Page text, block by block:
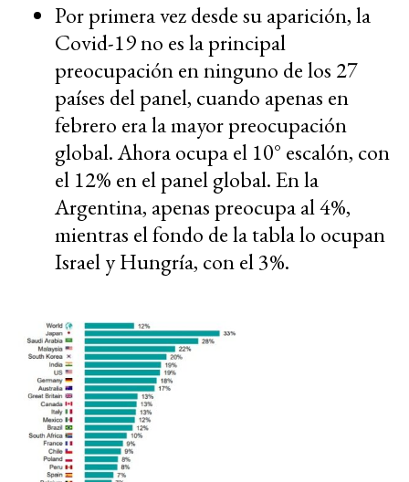
Por primera vez desde su aparición, la
Covid-19 no es la principal
preocupación en ninguno de los 27
países del panel, cuando apenas en
febrero era la mayor preocupación
global. Ahora ocupa el 10° escalón, con
el 12% en el panel global. En la
Argentina, apenas preocupa al 4%,
mientras el fondo de la tabla lo ocupan
Israel y Hungría, con el 3%.